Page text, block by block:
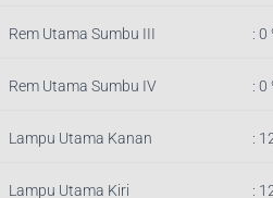
Rem Utama Sumbu III : 0
Rem Utama Sumbu IV : 0
Lampu Utama Kanan :
Lampu Utama Kiri :